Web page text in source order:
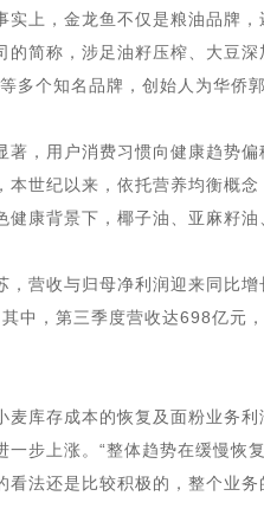
实上，金龙鱼不仅是粮油品牌
的简称，涉足油籽压榨、大豆
多个知名品牌，创始人为华侨
著，用户消费习惯向健康趋势
世纪以来，依托营养均衡概
康背景下，椰子油、亚麻籽油
，营收与归母净利润迎来同比
中，第三季度营收达698亿元
麦库存成本的恢复及面粉业务
步上涨。“整体趋势在缓慢恢
看法还是比较积极的，整个业